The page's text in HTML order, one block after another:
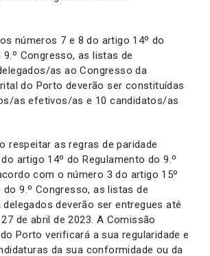
números 7 e 8 do artigo 14º do
9.º Congresso, as listas de
as ao Congresso da
do Porto deverão ser constituídas
as efetivos/as e 10 candidatos/as
respeitar as regras de paridade
artigo 14º do Regulamento do 9.º
com o número 3 do artigo 15º
do 9.º Congresso, as listas de
deverão ser entregues até
de abril de 2023. A Comissão
Porto verificará a sua regularidade e
da sua conformidade ou da